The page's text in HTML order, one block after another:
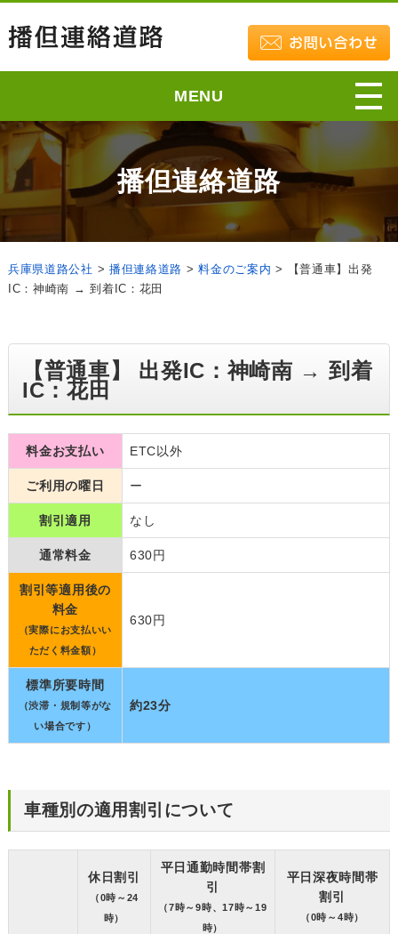
MENU
播但連絡道路
兵庫県道路公社 > 播但連絡道路 >料金のご案内 >
【普通車】出発
IC：神崎南 → 到着IC：花田
【普通車】 出発IC：神崎南 → 到着
IC：花田
料金お支払い ETC以外
ご利用の曜日 ー
割引適用 なし
通常料金 630円
割引等適用後の
料金
（実際にお支払いい
ただく料金額）
630円
標準所要時間
（渋滞・規制等がな
い場合です）
約23分
車種別の適用割引について
休日割引
（0時～24
時）
平日通勤時間帯割
引
（7時～9時、17時～19
時）
平日深夜時間帯
割引
（0時～4時）